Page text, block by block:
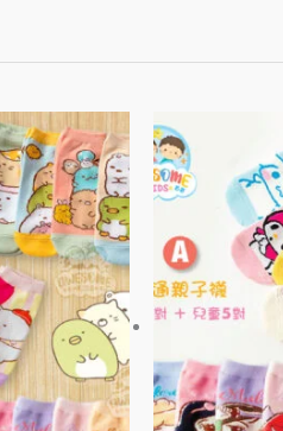
此
產
品
有
多
種
款
式。
可
在